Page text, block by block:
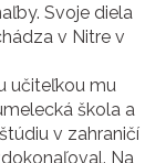
Svoje diela
v Nitre v
učiteľkou mu
škola a
v zahraničí
Na